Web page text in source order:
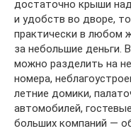
достаточно крыши
и удобств во дворе,
практически в любом
за небольшие деньги.
можно разделить на
номера,
летние домики,
автомобилей,
больших компаний —